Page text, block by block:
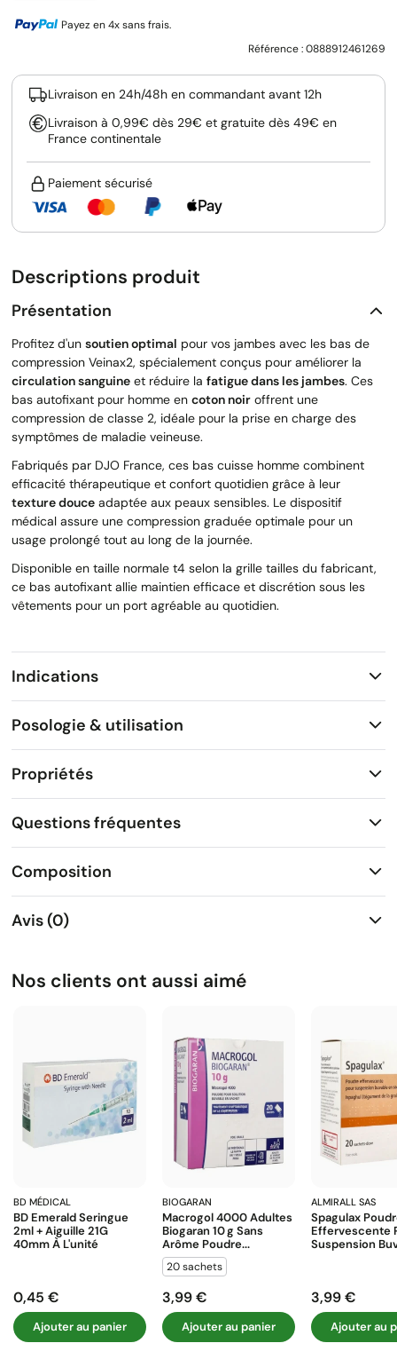
Payez en 4x sans frais.
Référence :0888912461269
Livraison en 24h/48h en commandant avant 12h
Livraison à 0,99€ dès 29€ et gratuite dès 49€ en
France continentale
Paiement sécurisé
Descriptions produit
Présentation
Profitez d'un soutien optimal pour vos jambes avec les bas de
compression Veinax2, spécialement conçus pour améliorer la
circulation sanguine et réduire la fatigue dans les jambes. Ces
bas autofixant pour homme en coton noir offrent une
compression de classe 2, idéale pour la prise en charge des
symptômes de maladie veineuse.
Fabriqués par DJO France, ces bas cuisse homme combinent
efficacité thérapeutique et confort quotidien grâce à leur
texture douce adaptée aux peaux sensibles. Le dispositif
médical assure une compression graduée optimale pour un
usage prolongé tout au long de la journée.
Disponible en taille normale t4 selon la grille tailles du fabricant,
ce bas autofixant allie maintien efficace et discrétion sous les
vêtements pour un port agréable au quotidien.
Indications
Posologie & utilisation
Propriétés
Questions fréquentes
Composition
Avis (0)
Nos clients ont aussi aimé
BD MÉDICAL
BD Emerald Seringue
2ml + Aiguille 21G
40mm À L'unité
Prix
0,45 €
Ajouter au panier
BIOGARAN
Macrogol 4000 Adultes
Biogaran 10 G Sans
Arôme Poudre...
20 sachets
Prix
3,99 €
Ajouter au panier
ALMIRALL SAS
Spagulax
Effervescente
Suspension
Prix
3,99 €
Ajouter au